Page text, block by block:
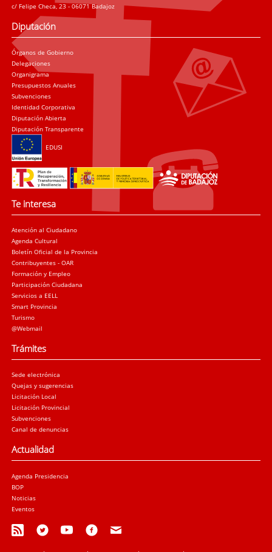
c/ Felipe Checa, 23 - 06071 Badajoz
Diputación
Órganos de Gobierno
Delegaciones
Organigrama
Presupuestos Anuales
Subvenciones
Identidad Corporativa
Diputación Abierta
Diputación Transparente
EDUSI
Te interesa
Atención al Ciudadano
Agenda Cultural
Boletín Oficial de la Provincia
Contribuyentes - OAR
Formación y Empleo
Participación Ciudadana
Servicios a EELL
Smart Provincia
Turismo
@Webmail
Trámites
Sede electrónica
Quejas y sugerencias
Licitación Local
Licitación Provincial
Subvenciones
Canal de denuncias
Actualidad
Agenda Presidencia
BOP
Noticias
Eventos